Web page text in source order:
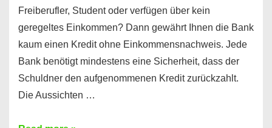
Freiberufler, Student oder verfügen über kein
geregeltes Einkommen? Dann gewährt Ihnen die Bank
kaum einen Kredit ohne Einkommensnachweis. Jede
Bank benötigt mindestens eine Sicherheit, dass der
Schuldner den aufgenommenen Kredit zurückzahlt.
Die Aussichten …